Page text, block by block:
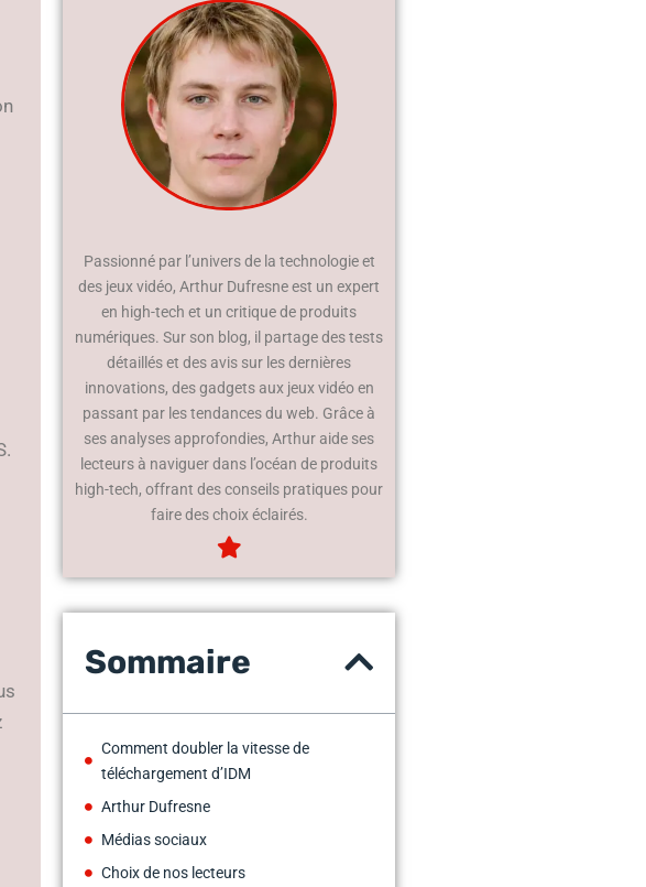
Passionné par l’univers de la technologie et
des jeux vidéo, Arthur Dufresne est un expert
en high-tech et un critique de produits
numériques. Sur son blog, il partage des tests
détaillés et des avis sur les dernières
innovations, des gadgets aux jeux vidéo en
passant par les tendances du web. Grâce à
ses analyses approfondies, Arthur aide ses
lecteurs à naviguer dans l’océan de produits
high-tech, offrant des conseils pratiques pour
faire des choix éclairés.
Sommaire
Comment doubler la vitesse de
téléchargement d’IDM
Arthur Dufresne
Médias sociaux
Choix de nos lecteurs